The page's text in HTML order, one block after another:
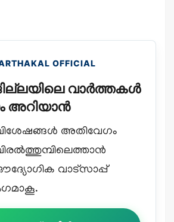
OFFICIAL
വാർത്തകൾ
അറിയാൻ
വിശേഷങ്ങൾ അതിവേഗം
വാട്സാപ്പ്